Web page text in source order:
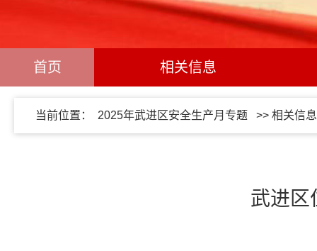
首页 相关信息
当前位置： 2025年武进区安全生产月专题 >> 相关信息
武进区